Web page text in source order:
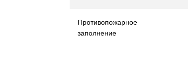
Противопожарное
заполнение